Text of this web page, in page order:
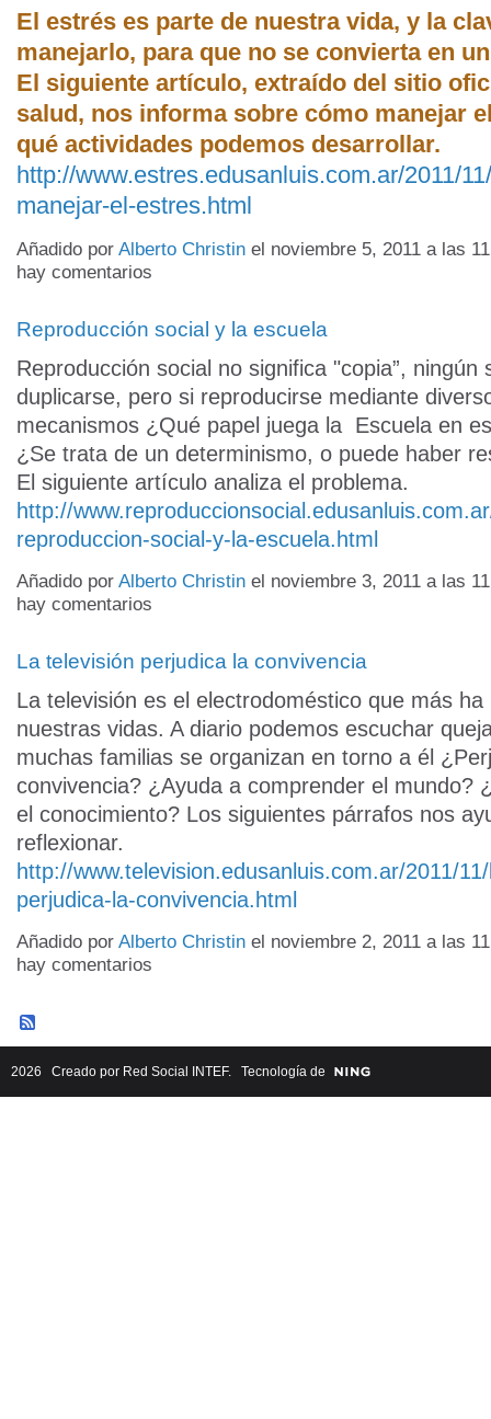
El estrés es parte de nuestra vida, y la
manejarlo, para que no se convierta en
El siguiente artículo, extraído del sitio
salud, nos informa sobre cómo manejar
qué actividades podemos desarrollar.
http://www.estres.edusanluis.com.ar/2011/
manejar-el-estres.html
Añadido por Alberto Christin el noviembre 5, 2011 a las
hay comentarios
Reproducción social y la escuela
Reproducción social no significa "copia”, ningún
duplicarse, pero si reproducirse mediante
mecanismos ¿Qué papel juega la Escuela en
¿Se trata de un determinismo, o puede haber
El siguiente artículo analiza el problema.
http://
reproduccion-social-y-la-escuela.html
Añadido por Alberto Christin el noviembre 3, 2011 a las
hay comentarios
La televisión perjudica la convivencia
La televisión es el electrodoméstico que más ha
nuestras vidas. A diario podemos escuchar
muchas familias se organizan en torno a él
convivencia? ¿Ayuda a comprender el mundo?
el conocimiento? Los siguientes párrafos nos
reflexionar.
http://www.television.edusanluis.com.ar/2011/
perjudica-la-convivencia.html
Añadido por Alberto Christin el noviembre 2, 2011 a las
hay comentarios
2026 Creado por Red Social INTEF. Tecnología de